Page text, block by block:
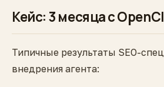
Кейс: 3 месяца с
Типичные результаты SEO-
внедрения агента: